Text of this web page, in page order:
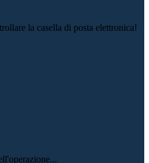
la casella di posta elettronica!